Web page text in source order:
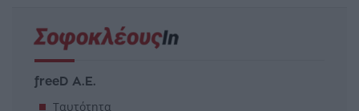
freeD Α.Ε.